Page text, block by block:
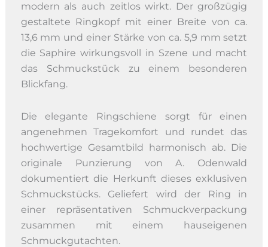
modern als auch zeitlos wirkt. Der großzügig
gestaltete Ringkopf mit einer Breite von ca.
13,6 mm und einer Stärke von ca. 5,9 mm setzt
die Saphire wirkungsvoll in Szene und macht
das Schmuckstück zu einem besonderen
Blickfang.
Die elegante Ringschiene sorgt für einen
angenehmen Tragekomfort und rundet das
hochwertige Gesamtbild harmonisch ab. Die
originale Punzierung von A. Odenwald
dokumentiert die Herkunft dieses exklusiven
Schmuckstücks. Geliefert wird der Ring in
einer repräsentativen Schmuckverpackung
zusammen mit einem hauseigenen
Schmuckgutachten.